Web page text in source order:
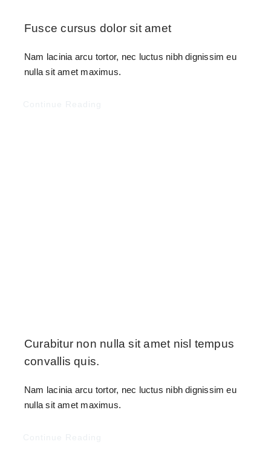
Fusce cursus dolor sit amet
Nam lacinia arcu tortor, nec luctus nibh dignissim eu
nulla sit amet maximus.
Curabitur non nulla sit amet nisl tempus
convallis quis.
Nam lacinia arcu tortor, nec luctus nibh dignissim eu
nulla sit amet maximus.